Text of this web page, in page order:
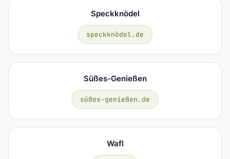
Speckknödel
speckknödel.de
Süßes-Genießen
süßes-genießen.de
Wafl